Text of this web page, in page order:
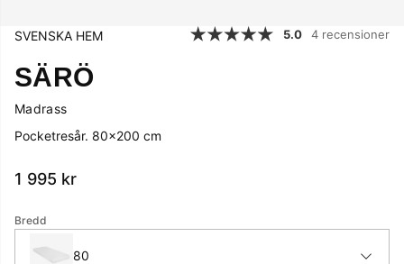
SVENSKA HEM 5.0 4 recensioner
SÄRÖ
Madrass
Pocketresår. 80x200 cm
1 995 kr
Bredd
80